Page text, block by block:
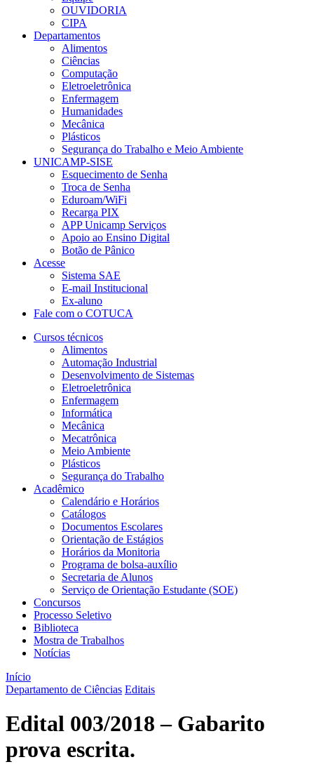
OUVIDORIA
CIPA
Departamentos
Alimentos
Ciências
Computação
Eletroeletrônica
Enfermagem
Humanidades
Mecânica
Plásticos
Segurança do Trabalho e Meio Ambiente
UNICAMP-SISE
Esquecimento de Senha
Troca de Senha
Eduroam/WiFi
Recarga PIX
APP Unicamp Serviços
Apoio ao Ensino Digital
Botão de Pânico
Acesse
Sistema SAE
E-mail Institucional
Ex-aluno
Fale com o COTUCA
Cursos técnicos
Alimentos
Automação Industrial
Desenvolvimento de Sistemas
Eletroeletrônica
Enfermagem
Informática
Mecânica
Mecatrônica
Meio Ambiente
Plásticos
Segurança do Trabalho
Acadêmico
Calendário e Horários
Catálogos
Documentos Escolares
Orientação de Estágios
Horários da Monitoria
Programa de bolsa-auxílio
Secretaria de Alunos
Serviço de Orientação Estudante (SOE)
Concursos
Processo Seletivo
Biblioteca
Mostra de Trabalhos
Notícias
Início
Departamento de Ciências Editais
Edital 003/2018 – Gabarito
prova escrita.